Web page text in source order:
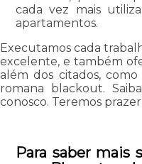
cada vez mais
apartamentos.
Executamos cada
excelente, e também
além dos citados,
romana blackout.
conosco. Teremos
Para saber mais